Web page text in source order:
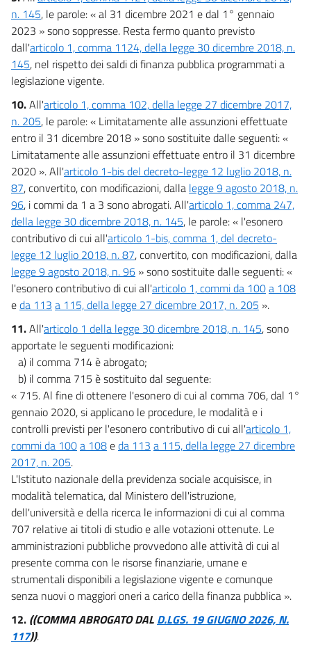
n. 145, le parole: « al 31 dicembre 2021 e dal 1° gennaio
2023 » sono soppresse. Resta fermo quanto previsto
dall'articolo 1, comma 1124, della legge 30 dicembre 2018, n.
145, nel rispetto dei saldi di finanza pubblica programmati a
legislazione vigente.
10.All'articolo 1, comma 102, della legge 27 dicembre 2017,
n. 205, le parole: « Limitatamente alle assunzioni effettuate
entro il 31 dicembre 2018 » sono sostituite dalle seguenti: «
Limitatamente alle assunzioni effettuate entro il 31 dicembre
2020 ». All'articolo 1-bis del decreto-legge 12 luglio 2018, n.
87, convertito, con modificazioni, dalla legge 9 agosto 2018, n.
96, i commi da 1 a 3 sono abrogati. All'articolo 1, comma 247,
della legge 30 dicembre 2018, n. 145, le parole: « l'esonero
contributivo di cui all'articolo 1-bis, comma 1, del decreto-
legge 12 luglio 2018, n. 87, convertito, con modificazioni, dalla
legge 9 agosto 2018, n. 96 » sono sostituite dalle seguenti: «
l'esonero contributivo di cui all'articolo 1, commi da 100a 108
eda 113 a 115, della legge 27 dicembre 2017, n. 205 ».
11.All'articolo 1 della legge 30 dicembre 2018, n. 145, sono
apportate le seguenti modificazioni:
a) il comma 714 è abrogato;
b) il comma 715 è sostituito dal seguente:
« 715. Al fine di ottenere l'esonero di cui al comma 706, dal 1°
gennaio 2020, si applicano le procedure, le modalità e i
controlli previsti per l'esonero contributivo di cui all'articolo 1,
commi da 100a 108eda 113 a 115, della legge 27 dicembre
2017, n. 205.
L'Istituto nazionale della previdenza sociale acquisisce, in
modalità telematica, dal Ministero dell'istruzione,
dell'università e della ricerca le informazioni di cui al comma
707 relative ai titoli di studio e alle votazioni ottenute. Le
amministrazioni pubbliche provvedono alle attività di cui al
presente comma con le risorse finanziarie, umane e
strumentali disponibili a legislazione vigente e comunque
senza nuovi o maggiori oneri a carico della finanza pubblica ».
12. ((COMMA ABROGATO DAL D.LGS. 19 GIUGNO 2026, N.
117)).